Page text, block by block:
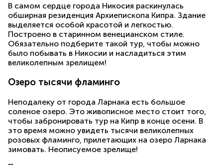
В самом сердце города Никосия раскинулась
обширная резиденция Архиепископа Кипра. Здание
выделяется особой красотой и легкостью.
Построено в старинном венецианском стиле.
Обязательно подберите такой тур, чтобы можно
было побывать в Никосии и насладиться этим
великолепным зрелищем!
Озеро тысячи фламинго
Неподалеку от города Ларнака есть большое
соленое озеро. Это живописное место стоит того,
чтобы забронировать тур на Кипр в конце осени. В
это время можно увидеть тысячи великолепных
розовых фламинго, прилетающих на озеро Ларнака
зимовать. Неописуемое зрелище!